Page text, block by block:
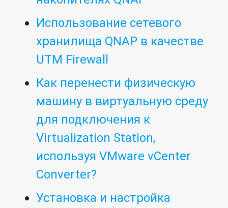
Использование сетевого
хранилища QNAP в качестве
UTM Firewall
Как перенести физическую
машину в виртуальную среду
для подключения к
Virtualization Station,
используя VMware vCenter
Converter?
Установка и настройка